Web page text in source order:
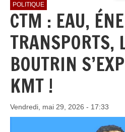
POLITIQUE
CTM : EAU,
TRANSPORTS,
BOUTRIN
KMT !
Vendredi, mai 29, 2026 - 17:33